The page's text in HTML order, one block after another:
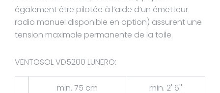
également être pilotée à l’aide d’un émetteur
radio manuel disponible en option) assurent une
tension maximale permanente de la toile.
VENTOSOL VD5200 LUNERO:
min. 75 cm
min. 2' 6''